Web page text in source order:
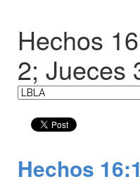
Hechos
2; Jueces
Hechos